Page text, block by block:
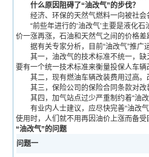
什么原因阻碍了“油改气”的步伐？
经济、环保的天然气燃料一向被社会各
“前些年进行的‘油改气’主要是液化石
价一涨再涨，石油和天然气之间的价格差
据有关专家分析，目前“油改气”推广运
其一，油改气的技术标准不统一，缺
要有一个统一技术标准来衡量投保人车
其二，现有燃油车辆改装费用过高。
其三，保险公司的保险合同条款对改装
其四，加气站点过少严重制约着“油改
有业内人士建议，应尽快完善“油改气
使用时，人们就不用再因油价上涨而备受
“油改气”的问题
问题一